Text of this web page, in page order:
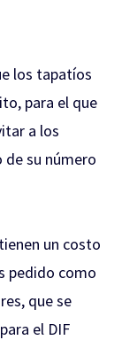
los tapatíos
para el que
a los
de su número
un costo
pedido como
que se
el DIF